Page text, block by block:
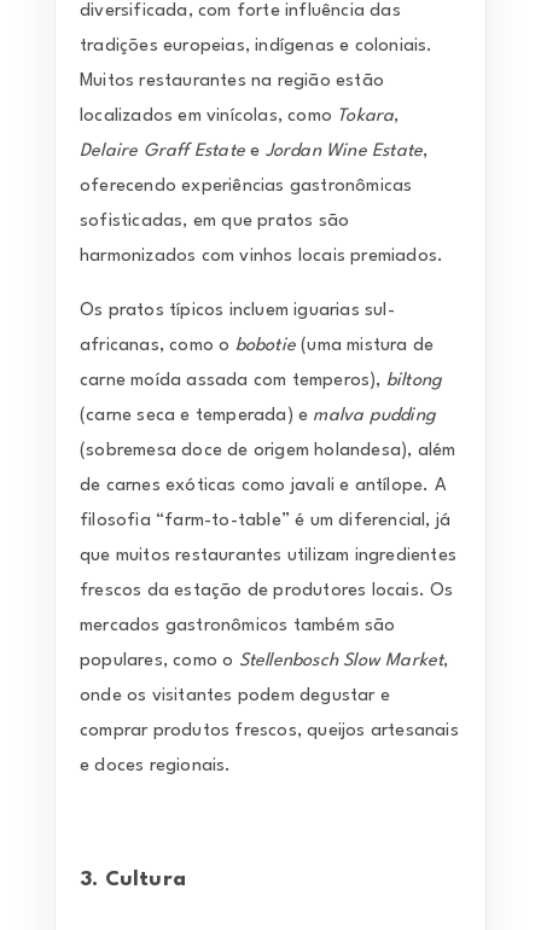
diversificada, com forte influência das
tradições europeias, indígenas e coloniais.
Muitos restaurantes na região estão
localizados em vinícolas, como Tokara,
Delaire Graff Estate e Jordan Wine Estate,
oferecendo experiências gastronômicas
sofisticadas, em que pratos são
harmonizados com vinhos locais premiados.
Os pratos típicos incluem iguarias sul-
africanas, como o bobotie (uma mistura de
carne moída assada com temperos), biltong
(carne seca e temperada) e malva pudding
(sobremesa doce de origem holandesa), além
de carnes exóticas como javali e antílope. A
filosofia “farm-to-table” é um diferencial, já
que muitos restaurantes utilizam ingredientes
frescos da estação de produtores locais. Os
mercados gastronômicos também são
populares, como o Stellenbosch Slow Market,
onde os visitantes podem degustar e
comprar produtos frescos, queijos artesanais
e doces regionais.
3. Cultura